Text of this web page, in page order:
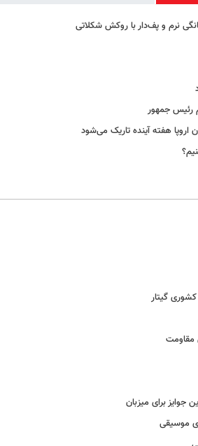
نرم و پف‌دار با روکش شکلاتی
هفته آینده تاریک می‌شود
مقاومت
جوایز برای میزبان
موسیقی